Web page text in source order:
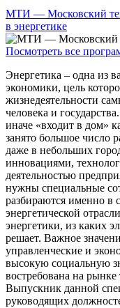
МТИ — Московский
в энергетике
Посмотреть все
Энергетика – одна из
экономики, цель
жизнедеятельности
человека и
иначе «входит в дом»
занято большое число
даже в небольших
инновациями,
деятельностью
нужны специальные
разбираются именно в
энергетической
энергетики, из каких
решает. Важное
управленческие и
высокую социальную
востребована на рынке
Выпускник данной
руководящих